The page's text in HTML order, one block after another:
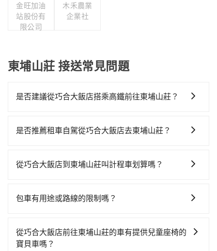
份有限公
司台灣分
公司
金旺加油
站股份有
限公司
木禾農業
企業社
東埔山莊 接送常見問題
是否建議從巧合大飯店搭乘高鐵前往東埔山莊？
時！從最早06:25一直到23:07，台中-嘉義一天最多有60
約25分鐘。抵達高鐵站後，步行進站、現場購票並於月
再用5分鐘出站、等待車站前排班的計程車，搭上小黃後
鐘，假設4位同行，高鐵加轉乘之平均每人花費為1,110
元。不過，台中市少部分小黃司機不按表收費，看乘客
是否推薦租車自駕從巧合大飯店去東埔山莊？
時不需要閉目養神（因為要自己開車），最重要的是你
$115~205承租小轎車，每公里再額外加收$3.2，從巧合
回），雖已將eTag和可能的每小時40元路邊停車費用預
估進去，但額外的汽車保險與可能的罰單都需自付。再
從巧合大飯店到東埔山莊叫計程車划算嗎？
灣大車隊、Uber、Line Taxi、Yoxi等，如果在路邊攔不
程跳錶計算，價格約為4,125~5,000元間，但如改預約
tripool可省高達$600。但如果要考慮到回程，嘉義縣僅
包車有用途或路線的限制嗎？
方，只要是長途交通且途中遵守台灣法律，無論是清明
掃墓、包車旅遊、參加喜宴/喪禮、就醫回診、登山露
從巧合大飯店前往東埔山莊的車有提供兒童座椅的
寶貝車嗎？